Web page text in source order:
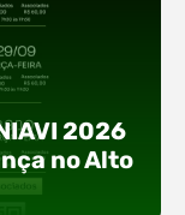
2026
no Alto